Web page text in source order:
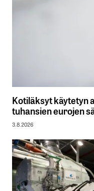
Nimesi tai
Tilaa
Lähetä
Kotiläksyt käytetyn
tuhansien eurojen
3.8.2026